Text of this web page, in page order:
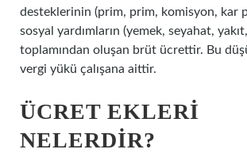
desteklerinin (prim, prim, komisyon, kar
sosyal yardımların (yemek, seyahat,
toplamından oluşan brüt ücrettir. Bu
vergi yükü çalışana aittir.
ÜCRET EKLERI
NELERDIR?